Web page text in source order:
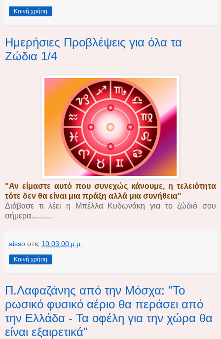
Κοινή χρήση
Ημερήσιες Προβλέψεις για όλα τα
Ζώδια 1/4
"Αν είμαστε αυτό που συνεχώς κάνουμε, η τελειότητα
τότε δεν θα είναι μια πράξη αλλά μια συνήθεια"
Διάβασε τι λέει η Μπέλλα Κυδωνάκη για το ζώδιό σου
σήμερα...........
aisso στις 10:03:00 μ.μ.
Κοινή χρήση
Π.Λαφαζάνης από την Μόσχα: "Το
ρωσικό φυσικό αέριο θα περάσει από
την Ελλάδα - Τα οφέλη για την χώρα θα
είναι εξαιρετικά"